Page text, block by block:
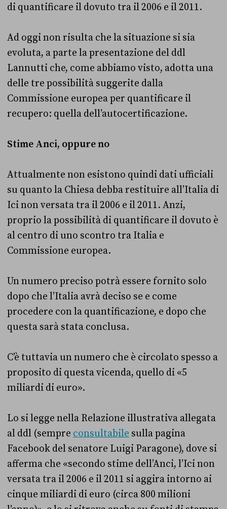
di quantificare il dovuto tra il 2006 e il 2011.
Ad oggi non risulta che la situazione si sia
evoluta, a parte la presentazione del ddl
Lannutti che, come abbiamo visto, adotta una
delle tre possibilità suggerite dalla
Commissione europea per quantificare il
recupero: quella dell’autocertificazione.
Stime Anci, oppure no
Attualmente non esistono quindi dati ufficiali
su quanto la Chiesa debba restituire all’Italia di
Ici non versata tra il 2006 e il 2011. Anzi,
proprio la possibilità di quantificare il dovuto è
al centro di uno scontro tra Italia e
Commissione europea.
Un numero preciso potrà essere fornito solo
dopo che l’Italia avrà deciso se e come
procedere con la quantificazione, e dopo che
questa sarà stata conclusa.
C’è tuttavia un numero che è circolato spesso a
proposito di questa vicenda, quello di «5
miliardi di euro».
Lo si legge nella Relazione illustrativa allegata
al ddl (sempre consultabile sulla pagina
Facebook del senatore Luigi Paragone), dove si
afferma che «secondo stime dell’Anci, l’Ici non
versata tra il 2006 e il 2011 si aggira intorno ai
cinque miliardi di euro (circa 800 milioni